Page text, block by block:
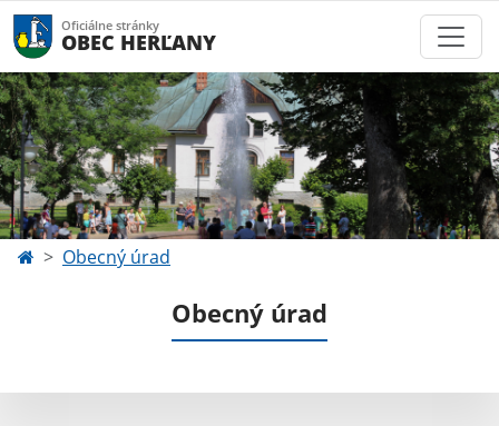
Oficiálne stránky
OBEC HERĽANY
Obecný úrad
Obecný úrad